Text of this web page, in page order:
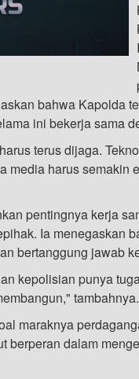
bahwa Kapolda
ini bekerja sama
terus dijaga.
media harus semakin
pentingnya kerja
Ia menegaskan
bertanggung jawab
kepolisian punya
tambahnya.
maraknya
berperan dalam